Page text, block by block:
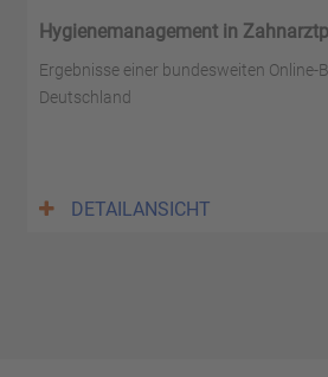
Hygienemanagement in
Ergebnisse einer bundesweiten Online-
Deutschland
DETAILANSICHT